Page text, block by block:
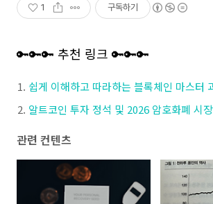
1 구독하기
🔑🔑🔑 추천 링크 🔑🔑🔑
쉽게 이해하고 따라하는 블록체인 마스터
알트코인 투자 정석 및 2026 암호화폐 시
관련 컨텐츠